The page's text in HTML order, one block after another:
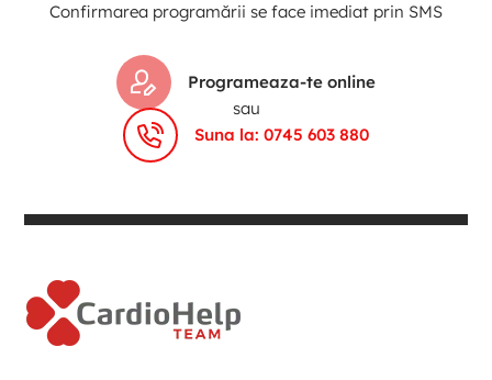
Confirmarea programării se face imediat prin SMS
Programeaza-te online
sau
Suna la: 0745 603 880